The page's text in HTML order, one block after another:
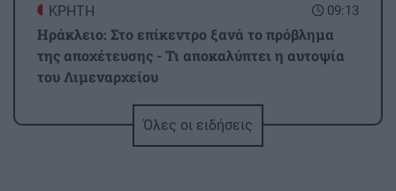
09:13
ΚΡΗΤΗ
Ηράκλειο: Στο επίκεντρο ξανά το πρόβλημα
της αποχέτευσης - Τι αποκαλύπτει η αυτοψία
του Λιμεναρχείου
GOSSIP - LIFESTYLEΌλες οι ειδήσεις